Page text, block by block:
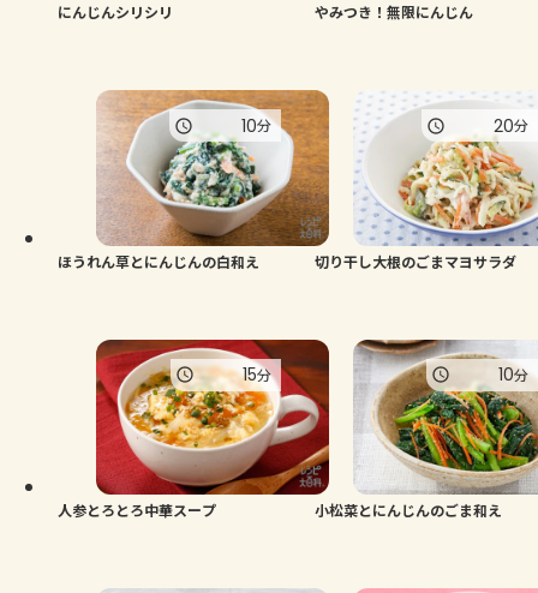
にんじんシリシリ やみつき！無限にんじん
ほうれん草とにんじんの白和え
10分
切り干し大根のごまマヨサラダ
20分
人参とろとろ中華スープ
15分
小松菜とにんじんのごま和え
10分